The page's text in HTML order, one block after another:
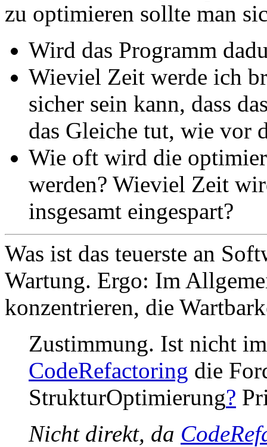
zu optimieren sollte man
Wird das Programm
Wieviel Zeit werde ich
sicher sein kann, dass
das Gleiche tut, wie vor
Wie oft wird die
werden? Wieviel Zeit
insgesamt eingespart?
Was ist das teuerste an
Wartung. Ergo: Im
konzentrieren, die
Zustimmung. Ist nicht
CodeRefactoring die
StrukturOptimierung?
Nicht direkt, da